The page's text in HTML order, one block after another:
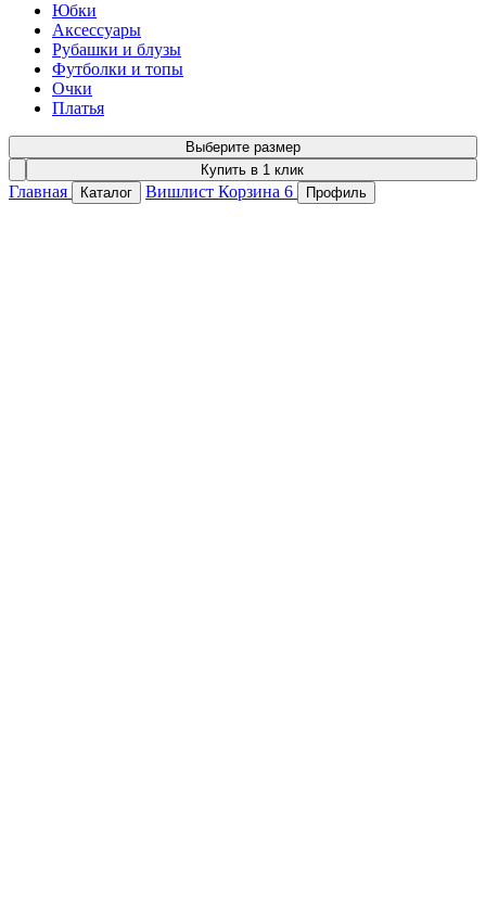
Юбки
Аксессуары
Рубашки и блузы
Футболки и топы
Очки
Платья
Выберите размер
Купить в 1 клик
Главная Каталог Вишлист Корзина 6 Профиль